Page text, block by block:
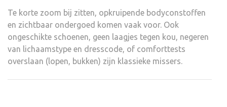
Te korte zoom bij zitten, opkruipende bodyconstoffen
en zichtbaar ondergoed komen vaak voor. Ook
ongeschikte schoenen, geen laagjes tegen kou, negeren
van lichaamstype en dresscode, of comforttests
overslaan (lopen, bukken) zijn klassieke missers.